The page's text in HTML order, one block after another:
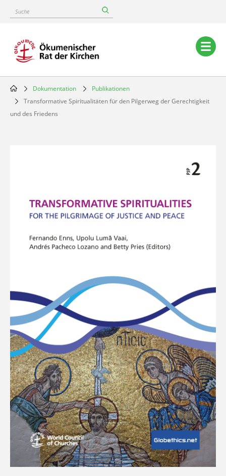
content
Suche
Main
navigation
Breadcrumb
Dokumentation
Publikationen
Transformative Spiritualitäten für den Pilgerweg der Gerechtigkeit
und des Friedens